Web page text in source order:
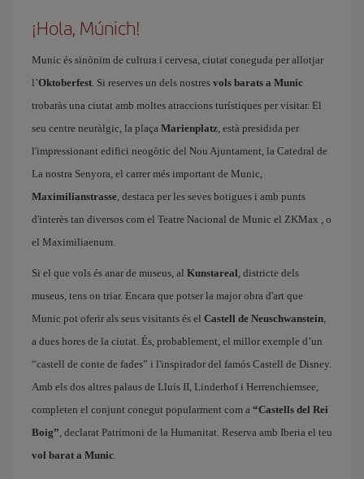
¡Hola, Múnich!
Munic és sinònim de cultura i cervesa, ciutat coneguda per allotjar
l’Oktoberfest. Si reserves un dels nostres vols barats a Munic
trobaràs una ciutat amb moltes atraccions turístiques per visitar. El
seu centre neuràlgic, la plaça Marienplatz, està presidida per
l'impressionant edifici neogòtic del Nou Ajuntament, la Catedral de
La nostra Senyora, el carrer més important de Munic,
Maximilianstrasse, destaca per les seves botigues i amb punts
d'interès tan diversos com el Teatre Nacional de Munic el ZKMax , o
el Maximiliaenum.
Si el que vols és anar de museus, al Kunstareal, districte dels
museus, tens on triar. Encara que potser la major obra d'art que
Munic pot oferir als seus visitants és el Castell de Neuschwanstein,
a dues hores de la ciutat. És, probablement, el millor exemple d’un
“castell de conte de fades” i l'inspirador del famós Castell de Disney.
Amb els dos altres palaus de Lluís II, Linderhof i Herrenchiemsee,
completen el conjunt conegut popularment com a “Castells del Rei
Boig”, declarat Patrimoni de la Humanitat. Reserva amb Iberia el teu
vol barat a Munic.